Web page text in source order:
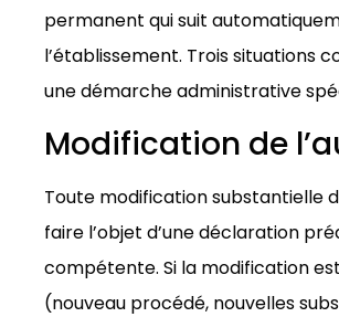
permanent qui suit
l’établissement. Trois situations
une démarche administrative
Modification de
Toute modification substantielle
faire l’objet d’une déclaration
compétente. Si la modification
(nouveau procédé, nouvelles